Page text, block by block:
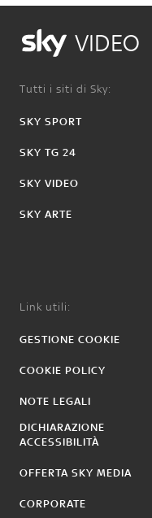
VIDEO
Tutti i siti di Sky:
SKY SPORT
SKY TG 24
SKY VIDEO
SKY ARTE
Link utili:
GESTIONE COOKIE
COOKIE POLICY
NOTE LEGALI
DICHIARAZIONE
ACCESSIBILITÀ
OFFERTA SKY MEDIA
CORPORATE